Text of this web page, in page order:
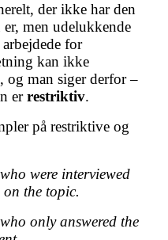
der ikke har den
men udelukkende
for
kan ikke
og man siger derfor –
errestriktiv.
på restriktive og
were interviewed
the topic.
only answered the